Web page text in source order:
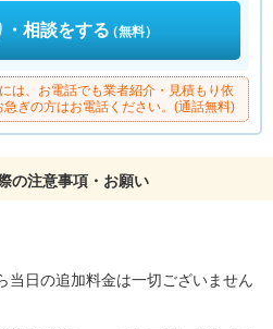
・相談をする（無料）
は、お電話でも業者紹介・見積もり依
ぎの方はお電話ください。(通話無料)
の注意事項・お願い
当日の追加料金は一切ございません